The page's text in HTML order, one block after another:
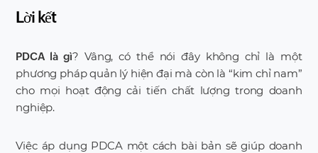
Lời kết
PDCA là gì? Vâng, có thể nói đây không chỉ là một
phương pháp quản lý hiện đại mà còn là “kim chỉ nam”
cho mọi hoạt động cải tiến chất lượng trong doanh
nghiệp.
Việc áp dụng PDCA một cách bài bản sẽ giúp doanh